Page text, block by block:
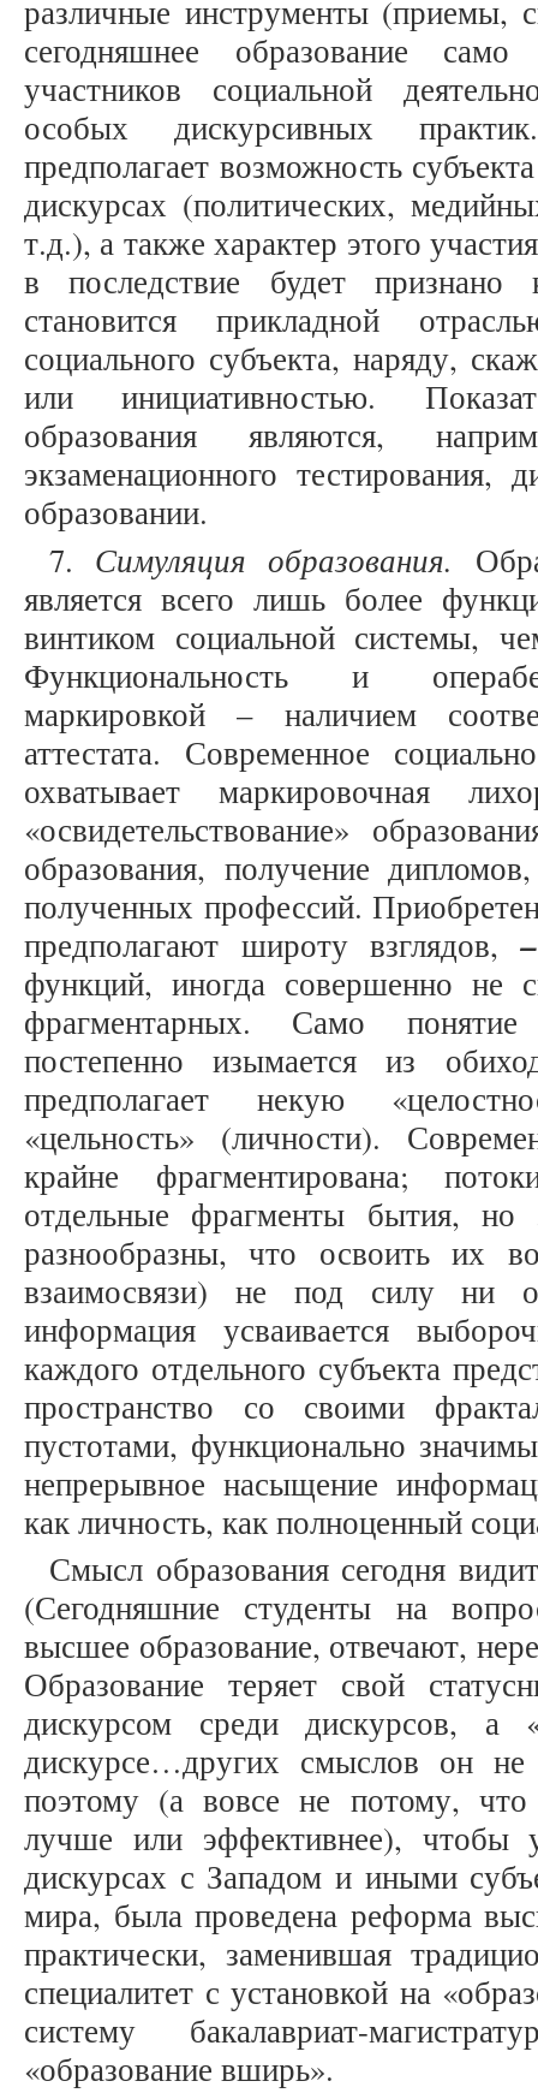
различные инструменты (приемы,
сегодняшнее образование
участников социальной
особых дискурсивных
предполагает возможность
дискурсах (политических,
т.д.), а также характер этого
в последствие будет признано
становится прикладной
социального субъекта, наряду,
или инициативностью.
образования являются,
экзаменационного тестирования,
образовании.
7. Симуляция образования.
является всего лишь более
винтиком социальной системы,
Функциональность и
маркировкой – наличием
аттестата. Современное
охватывает маркировочная
«освидетельствование»
образования, получение
полученных профессий.
предполагают широту взглядов,–
функций, иногда совершенно не
фрагментарных. Само понятие
постепенно изымается из
предполагает некую
«цельность» (личности).
крайне фрагментирована;
отдельные фрагменты бытия,
разнообразны, что освоить их
взаимосвязи) не под силу ни
информация усваивается
каждого отдельного субъекта
пространство со своими
пустотами, функционально
непрерывное насыщение
как личность, как полноценный
Смысл образования сегодня
(Сегодняшние студенты на
высшее образование, отвечают,
Образование теряет свой
дискурсом среди дискурсов, а
дискурсе…других смыслов он
поэтому (а вовсе не потому, что
лучше или эффективнее), чтобы
дискурсах с Западом и иными
мира, была проведена реформа
практически, заменившая
специалитет с установкой на
систему бакалавриат-
«образование вширь».